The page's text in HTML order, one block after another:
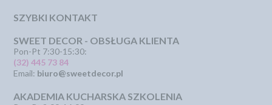
SZYBKI KONTAKT
SWEET DECOR - OBSŁUGA KLIENTA
Pon-Pt 7:30-15:30:
(32) 445 73 84
Email: biuro@sweetdecor.pl
AKADEMIA KUCHARSKA SZKOLENIA